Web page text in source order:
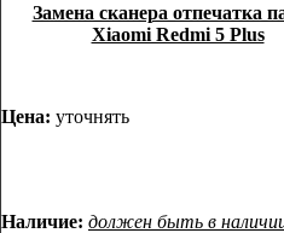
Замена сканера отпечатка
Xiaomi Redmi 5 Plus
Цена: уточнять
Наличие: должен быть в